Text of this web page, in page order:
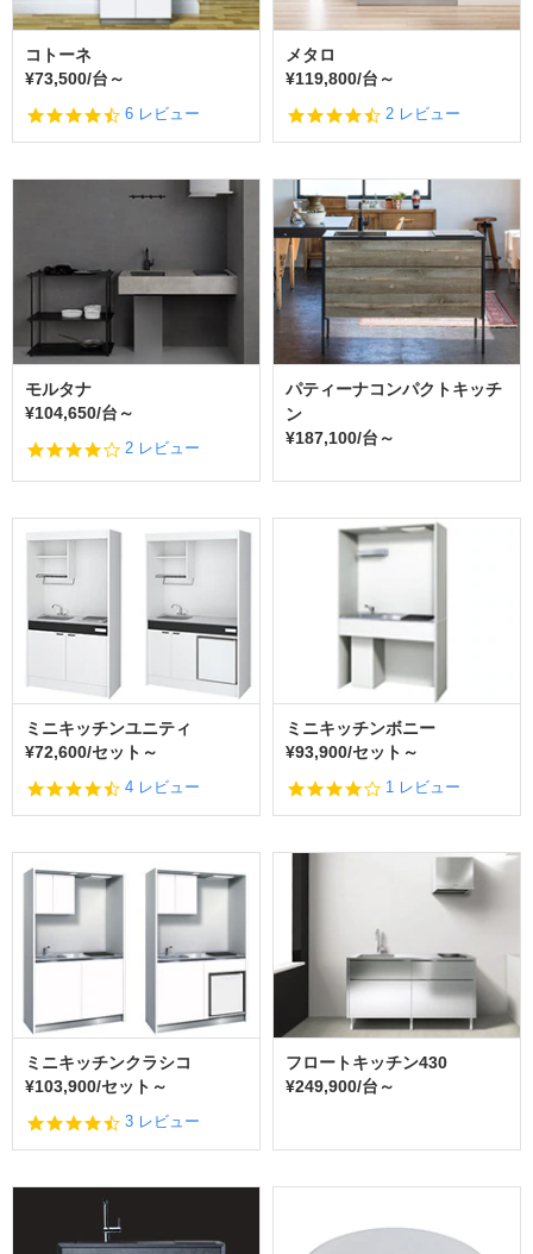
コトーネ
¥73,500/台～
4.
t
i
6 レビュー
メタロ
¥119,800/台～
4.
a
r
r
a
t
i
n
g
2 レビュー
モルタナ
¥104,650/台～
4.
s
a
2 レビュー
パティーナコンパクトキッチ
ン
¥187,100/台～
ミニキッチンユニティ
¥72,600/セット～
4.
t
t
g
4 レビュー
ミニキッチンボニー
¥93,900/セット～
4.
t
a
t
i
n
1 レビュー
ミニキッチンクラシコ
¥103,900/セット～
4.
t
r
r
3 レビュー
フロートキッチン430
¥249,900/台～